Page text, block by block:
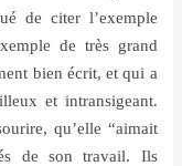
de citer l’exemple
de très grand
bien écrit, et qui a
et intransigeant.
qu’elle “aimait
s de son travail. Ils